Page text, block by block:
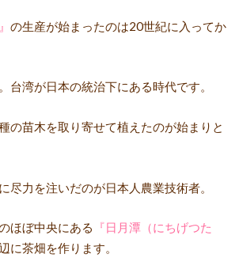
の生産が始まったのは20世紀に入ってか
台湾が日本の統治下にある時代です。
の苗木を取り寄せて植えたのが始まりと
尽力を注いだのが日本人農業技術者。
ほぼ中央にある
『日月潭（にちげつた
に茶畑を作ります。